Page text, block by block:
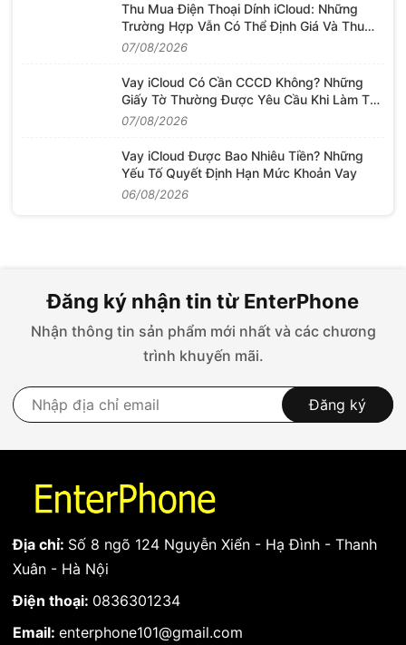
Thu Mua Điện Thoại Dính iCloud: Những
Trường Hợp Vẫn Có Thể Định Giá Và Thu
Mua
07/08/2026
Vay iCloud Có Cần CCCD Không? Những
Giấy Tờ Thường Được Yêu Cầu Khi Làm Thủ
Tục
07/08/2026
Vay iCloud Được Bao Nhiêu Tiền? Những
Yếu Tố Quyết Định Hạn Mức Khoản Vay
06/08/2026
Đăng ký nhận tin từ EnterPhone
Nhận thông tin sản phẩm mới nhất và các chương
trình khuyến mãi.
Đăng ký
Địa chỉ: Số 8 ngõ 124 Nguyễn Xiển - Hạ Đình - Thanh
Xuân - Hà Nội
Điện thoại: 0836301234
Email: enterphone101@gmail.com